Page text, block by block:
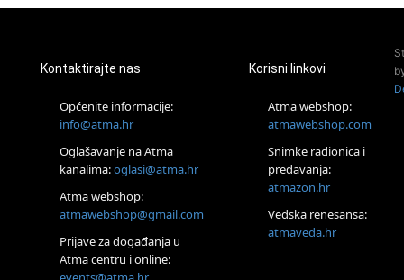
Tečaj Višeg Vodstva, razvijanja intuicije i Akaša zapisa
25.08.
Upisi u program Profesionalni hipnoterapeut — nova
generacija kreće 25.08. 2026.
Online
Visoko
Alemka Dauskardt – Jednodnevna radionica sistemskih
konstelacija
Kontaktirajte nas
Općenite informacije:
info@atma.hr
Oglašavanje na Atma
kanalima:oglasi@atma.hr
Atma webshop:
atmawebshop@gmail.com
Prijave za događanja u
Atma centru i online:
Korisni linkovi
Atma webshop:
atmawebshop.com
Snimke radionica i
predavanja:
atmazon.hr
Vedska renesansa:
atmaveda.hr